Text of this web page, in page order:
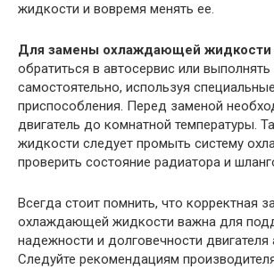
жидкости и вовремя менять ее.
Для замены охлаждающей жидкости
обратиться в автосервис или
самостоятельно, используя
приспособления. Перед заменой
двигатель до комнатной температуры.
жидкости следует промыть систему
проверить состояние радиатора и
Всегда стоит помнить, что корректная
охлаждающей жидкости важна для
надежности и долговечности двигателя
Следуйте рекомендациям